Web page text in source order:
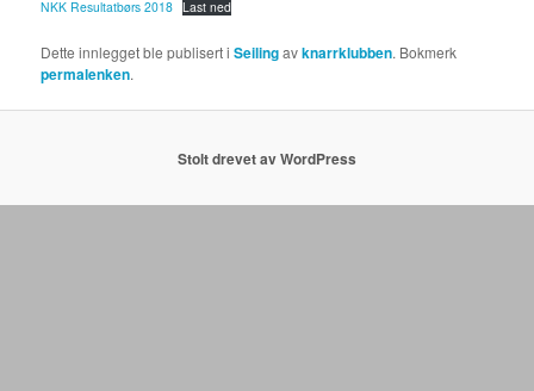
NKK Resultatbørs 2018 Last ned
Dette innlegget ble publisert iSeilingavknarrklubben. Bokmerk
permalenken.
Stolt drevet av WordPress